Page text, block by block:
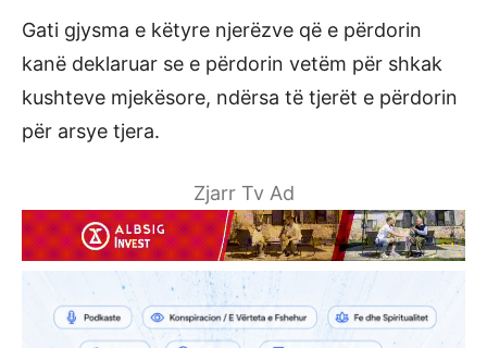
Gati gjysma e këtyre njerëzve që e përdorin
kanë deklaruar se e përdorin vetëm për shkak
kushteve mjekësore, ndërsa të tjerët e përdorin
për arsye tjera.
Zjarr Tv Ad